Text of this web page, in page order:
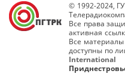
© 1992-2024,
Все права
активная
Все
доступны по
International